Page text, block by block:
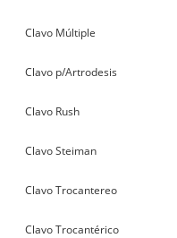
Clavo Múltiple
Clavo p/Artrodesis
Clavo Rush
Clavo Steiman
Clavo Trocantereo
Clavo Trocantérico